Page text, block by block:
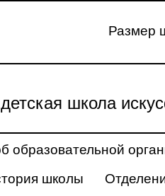
Размер
школа
образовательной
школы